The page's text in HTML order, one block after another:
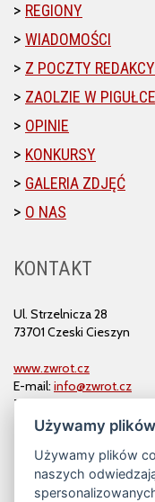
REGIONY
WIADOMOŚCI
Z POCZTY
ZAOLZIE W PIGUŁCE
OPINIE
KONKURSY
GALERIA ZDJĘĆ
O NAS
KONTAKT
Ul. Strzelnicza 28
73701 Czeski Cieszyn
www.zwrot.cz
E-mail: info@zwrot.cz
Tel. i faks: 558 711 582
Używamy
Używamy plików
naszych